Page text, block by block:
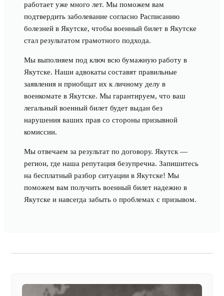
работает уже много лет. Мы поможем вам
подтвердить заболевание согласно Расписанию
болезней в Якутске, чтобы военный билет в Якутске
стал результатом грамотного подхода.
Мы выполняем под ключ всю бумажную работу в
Якутске. Наши адвокаты составят правильные
заявления и приобщат их к личному делу в
военкомате в Якутске. Мы гарантируем, что ваш
легальный военный билет будет выдан без
нарушения ваших прав со стороны призывной
комиссии.
Мы отвечаем за результат по договору. Якутск —
регион, где наша репутация безупречна. Запишитесь
на бесплатный разбор ситуации в Якутске! Мы
поможем вам получить военный билет надежно в
Якутске и навсегда забыть о проблемах с призывом.